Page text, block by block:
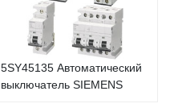
5SY45135 Автоматический
выключатель SIEMENS